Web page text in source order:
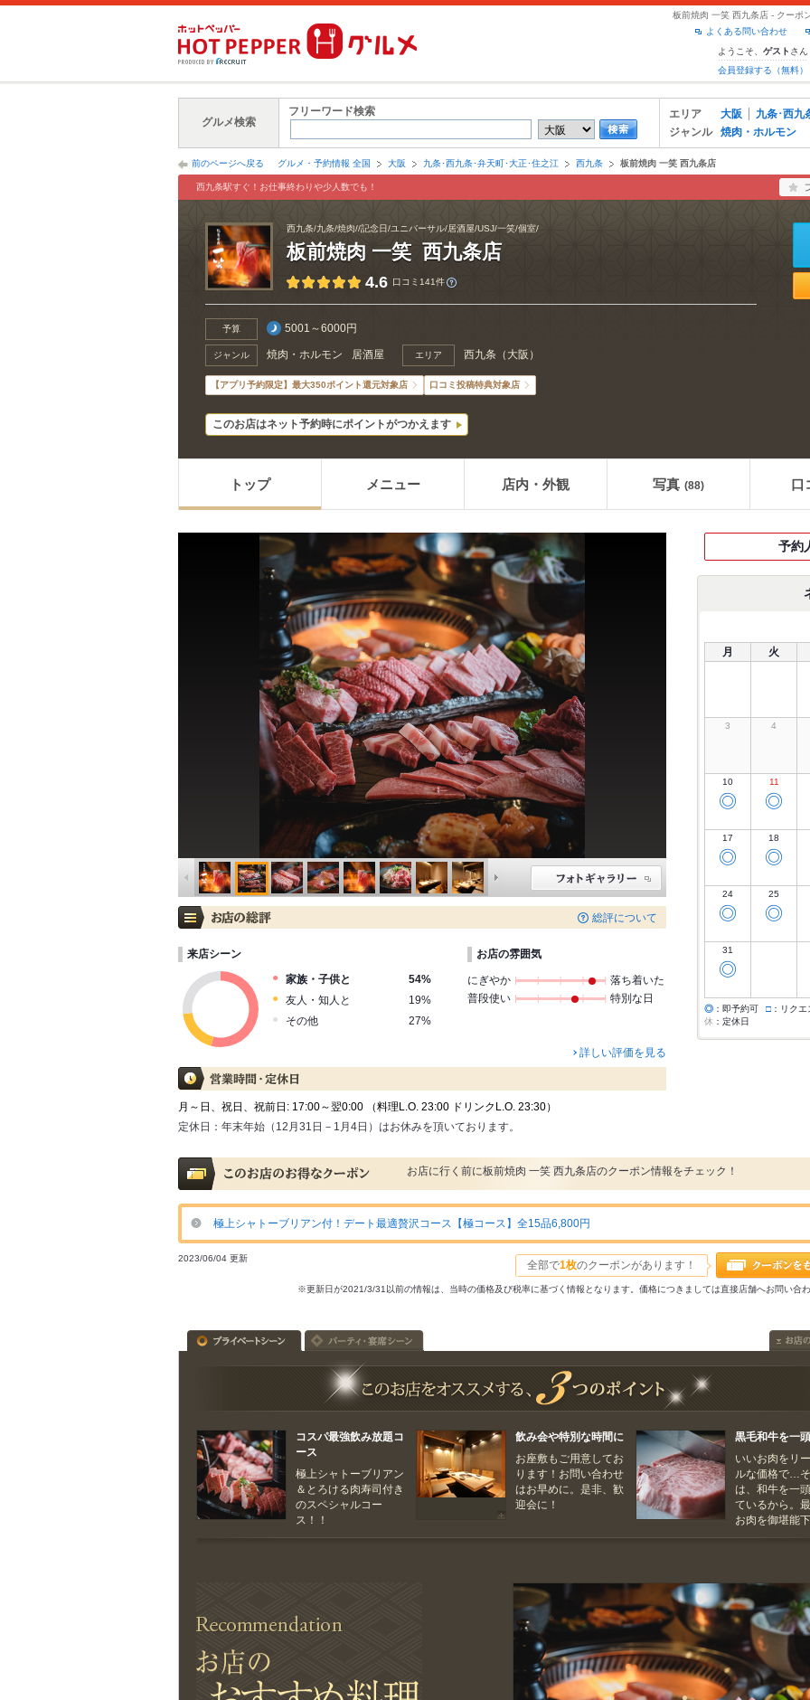
板前焼肉 一笑 西九条店 - クーポ
よくある問い合わせ
ようこそ、 ゲスト さん
会員登録する（無料）
グルメ検索
フリーワード検索 エリア 大阪
九条･西九
ジャンル
焼肉・ホルモン
前のページへ戻る グルメ・予約情報 全国 大阪 九条･西九条･弁天町･大正･住之江 西九条 板前焼肉 一笑 西九条店
西九条駅すぐ！お仕事終わりや少人数でも！
西九条/九条/焼肉//記念日/ユニバーサル/居酒屋/USJ/一笑/個室/
板前焼肉 一笑 西九条店
4.6 口コミ141件
予算 5001～6000円
ジャンル 焼肉・ホルモン 居酒屋 エリア 西九条 （ 大阪 ）
【アプリ予約限定】最大350ポイント還元対象店 口コミ投稿特典対象店
このお店はネット予約時にポイントがつかえます
トップ メニュー 店内・外観 写真 (88) 口
総評について
来店シーン
家族・子供と
54%
友人・知人と
19%
その他
27%
お店の雰囲気
にぎやか
落ち着いた
普段使い
特別な日
詳しい評価を見る
月～日、祝日、祝前日: 17:00～翌0:00 （料理L.O. 23:00 ドリンクL.O. 23:30）
定休日： 年末年始（12月31日－1月4日）はお休みを頂いております。
予約
月 火
3 4
10
◎
11
◎
17
◎
18
◎
24
◎
25
◎
31
◎
◎ ：即予約可 □ ：リク
休 ：定休日
お店に行く前に板前焼肉 一笑 西九条店のクーポン情報をチェック！
極上シャトーブリアン付！デート最適贅沢コース【極コース】全15品6,800円
全部で1枚のクーポンがあります！
2023/06/04 更新
※更新日が2021/3/31以前の情報は、当時の価格及び税率に基づく情報となります。価格につきましては直接店舗へお問い合
コスパ最強飲み放題コ
ース
極上シャトーブリアン
＆とろける肉寿司付き
のスペシャルコー
ス！！
飲み会や特別な時間に
お座敷もご用意してお
ります！お問い合わせ
はお早めに。是非、歓
迎会に！
黒毛和牛を一
いいお肉をリ
ルな価格で…
は、和牛を一
ているから。
お肉を御堪能